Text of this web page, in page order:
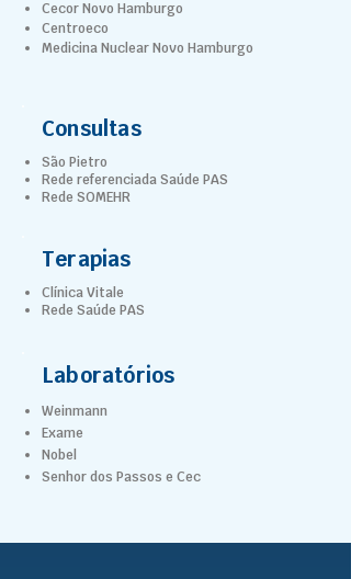
Cecor Novo Hamburgo
Centroeco
Medicina Nuclear Novo Hamburgo
Consultas
São Pietro
Rede referenciada Saúde PAS
Rede SOMEHR
Terapias
Clínica Vitale
Rede Saúde PAS
Laboratórios
Weinmann
Exame
Nobel
Senhor dos Passos e Cec